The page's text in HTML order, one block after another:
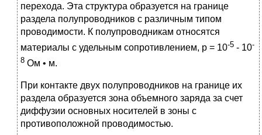
перехода. Эта структура образуется на границе
раздела полупроводников с различным типом
проводимости. К полупроводникам относятся
материалы с удельным сопротивлением, р = 10-5 - 10-
8 Ом • м.
При контакте двух полупроводников на границе их
раздела образуется зона объемного заряда за счет
диффузии основных носителей в зоны с
противоположной проводимостью.